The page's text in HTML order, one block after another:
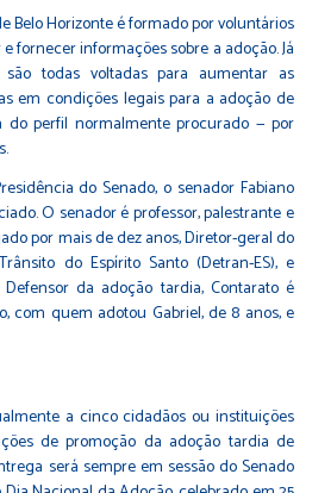
Belo Horizonte é formado por voluntários
fornecer informações sobre a adoção. Já
todas voltadas para aumentar as
em condições legais para a adoção de
do perfil normalmente procurado — por
do Senado, o senador Fabiano
O senador é professor, palestrante e
por mais de dez anos, Diretor-geral do
do Espírito Santo (Detran-ES), e
da adoção tardia, Contarato é
com quem adotou Gabriel, de 8 anos, e
a cinco cidadãos ou instituições
de promoção da adoção tardia de
será sempre em sessão do Senado